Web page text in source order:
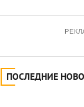
ПОСЛЕДНИЕ